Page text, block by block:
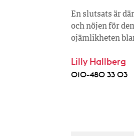
En slutsats är
och nöjen för
ojämlikheten
Lilly Hallberg
010-480 33 03